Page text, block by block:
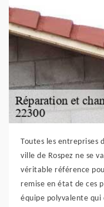
Toutes les entreprises
ville de Rospez ne se
véritable référence
remise en état de ces
équipe polyvalente qui